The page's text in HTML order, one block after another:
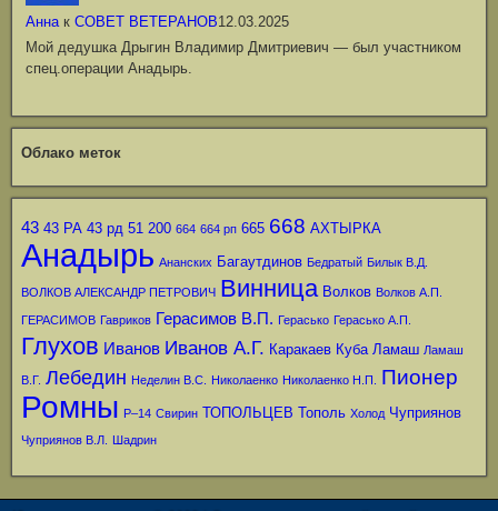
Аннак СОВЕТ ВЕТЕРАНОВ12.03.2025
Мой дедушка Дрыгин Владимир Дмитриевич — был участником
спец.операции Анадырь.
Облако меток
43 43 РА 43 рд 51 200 664 664 рп 665 668 АХТЫРКА
Анадырь Ананских Багаутдинов Бедратый Билык В.Д.
ВОЛКОВ АЛЕКСАНДР ПЕТРОВИЧ Винница Волков Волков А.П.
ГЕРАСИМОВ Гавриков Герасимов В.П. Герасько Герасько А.П.
Глухов Иванов Иванов А.Г. Каракаев Куба Ламаш Ламаш
В.Г. Лебедин Неделин В.С. Николаенко Николаенко Н.П. Пионер
Ромны Р–14 Свирин ТОПОЛЬЦЕВ Тополь Холод Чуприянов
Чуприянов В.Л. Шадрин